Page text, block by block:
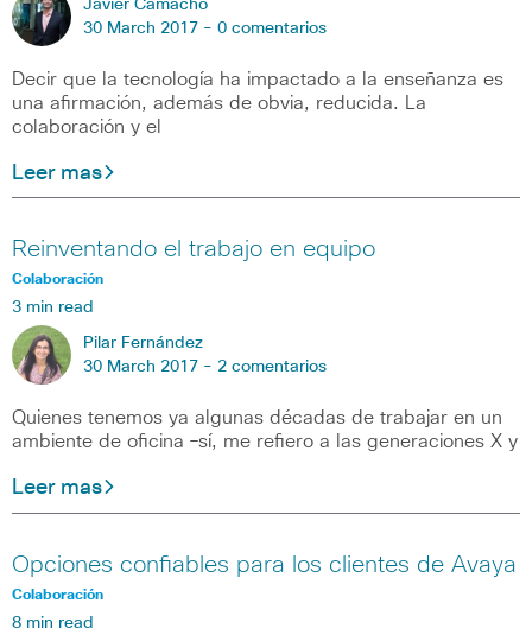
Javier Camacho
30 March 2017 - 0 comentarios
Decir que la tecnología ha impactado a la enseñanza es
una afirmación, además de obvia, reducida. La
colaboración y el
Leer mas
Reinventando el trabajo en equipo
Colaboración
3 min read
Pilar Fernández
30 March 2017 - 2 comentarios
Quienes tenemos ya algunas décadas de trabajar en un
ambiente de oficina –sí, me refiero a las generaciones X y
Leer mas
Opciones confiables para los clientes de Avaya
Colaboración
8 min read